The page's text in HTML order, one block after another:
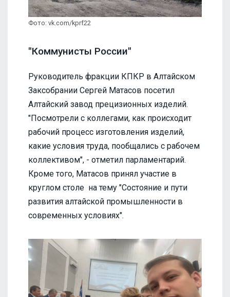
Фото: vk.com/kprf22
"Коммунисты России"
Руководитель фракции КПКР в Алтайском
Заксобрании Сергей Матасов посетил
Алтайский завод прецизионных изделий.
"Посмотрели с коллегами, как происходит
рабочий процесс изготовления изделий,
какие условия труда, пообщались с рабочем
коллективом", - отметил парламентарий.
Кроме того, Матасов принял участие в
круглом столе на тему "Состояние и пути
развития алтайской промышленности в
современных условиях".